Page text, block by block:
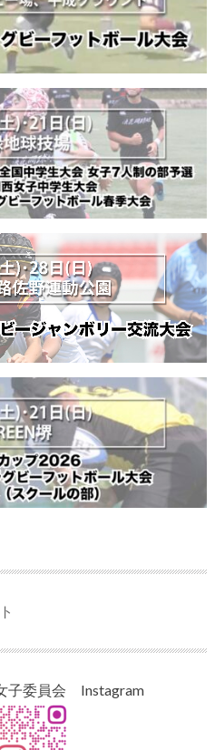
子委員会 Instagram